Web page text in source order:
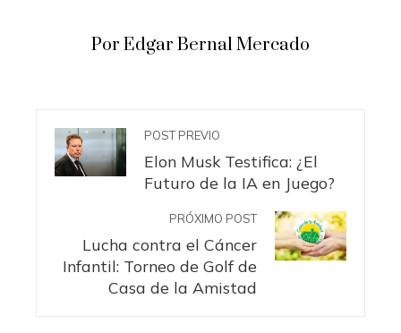
Por Edgar Bernal Mercado
POST PREVIO
Elon Musk Testifica: ¿El
Futuro de la IA en Juego?
PRÓXIMO POST
Lucha contra el Cáncer
Infantil: Torneo de Golf de
Casa de la Amistad